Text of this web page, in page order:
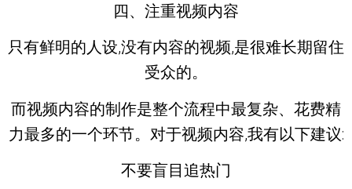
四、注重视频内容
只有鲜明的人设,没有内容的视频,是很难长期留住
受众的。
而视频内容的制作是整个流程中最复杂、花费精
力最多的一个环节。对于视频内容,我有以下建议:
不要盲目追热门